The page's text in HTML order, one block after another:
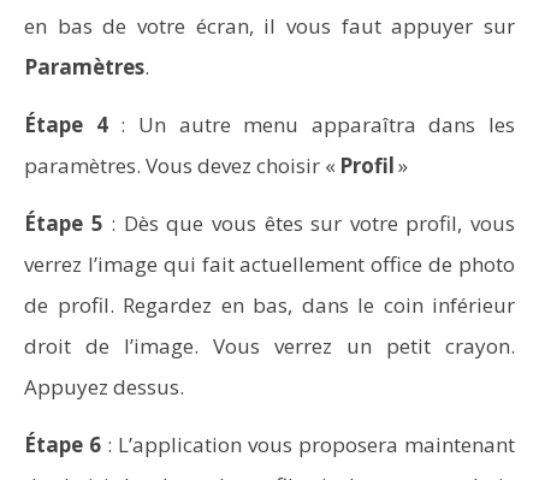
Vidéoprojecteurs Asus : Top 6 des meilleurs modèles
de la marque
en bas de votre écran, il vous faut appuyer sur
Paramètres.
Étape 4: Un autre menu apparaîtra dans les
paramètres. Vous devez choisir « Profil»
Étape 5 : Dès que vous êtes sur votre profil, vous
verrez l’image qui fait actuellement office de photo
de profil. Regardez en bas, dans le coin inférieur
droit de l’image. Vous verrez un petit crayon.
Appuyez dessus.
Étape 6 : L’application vous proposera maintenant